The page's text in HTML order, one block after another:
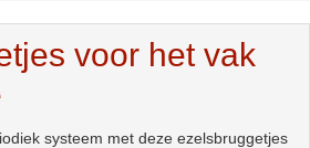
voor het vak
systeem met deze ezelsbruggetjes